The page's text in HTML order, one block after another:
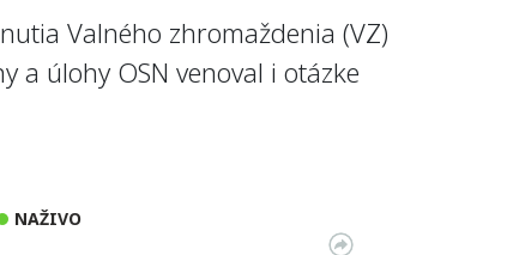
Valného zhromaždenia (VZ)
a úlohy OSN venoval i otázke
NAŽIVO